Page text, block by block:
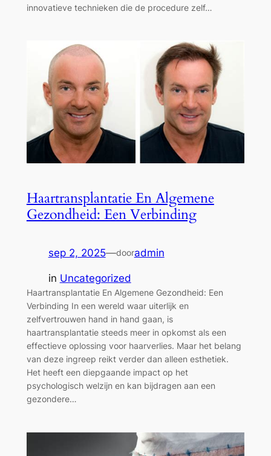
innovatieve technieken die de procedure zelf…
Haartransplantatie En Algemene
Gezondheid: Een Verbinding
sep 2, 2025—dooradmin
in Uncategorized
Haartransplantatie En Algemene Gezondheid: Een
Verbinding In een wereld waar uiterlijk en
zelfvertrouwen hand in hand gaan, is
haartransplantatie steeds meer in opkomst als een
effectieve oplossing voor haarverlies. Maar het belang
van deze ingreep reikt verder dan alleen esthetiek.
Het heeft een diepgaande impact op het
psychologisch welzijn en kan bijdragen aan een
gezondere…